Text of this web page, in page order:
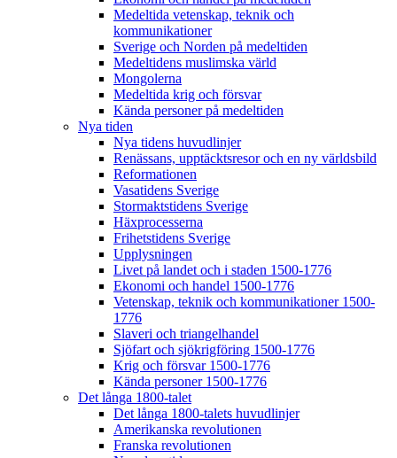
Medeltida vetenskap, teknik och
kommunikationer
Sverige och Norden på medeltiden
Medeltidens muslimska värld
Mongolerna
Medeltida krig och försvar
Kända personer på medeltiden
Nya tiden
Nya tidens huvudlinjer
Renässans, upptäcktsresor och en ny världsbild
Reformationen
Vasatidens Sverige
Stormaktstidens Sverige
Häxprocesserna
Frihetstidens Sverige
Upplysningen
Livet på landet och i staden 1500-1776
Ekonomi och handel 1500-1776
Vetenskap, teknik och kommunikationer 1500-
1776
Slaveri och triangelhandel
Sjöfart och sjökrigföring 1500-1776
Krig och försvar 1500-1776
Kända personer 1500-1776
Det långa 1800-talet
Det långa 1800-talets huvudlinjer
Amerikanska revolutionen
Franska revolutionen